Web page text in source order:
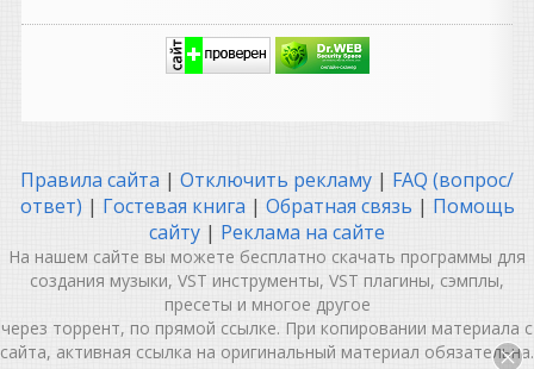
В нем есть доля
ностальгии, но как
описание реальности он
сильно идеализирован.
Разберем по частям.
«Как же было спокойно до
появления компа...»
Правила сайта | Отключить рекламу | FAQ (вопрос/
ответ) | Гостевая книга | Обратная связь | Помощь
сайту | Реклама на сайте
На нашем сайте вы можете бесплатно скачать программы для
создания музыки, VST инструменты, VST плагины, сэмплы,
пресеты и многое другое
через торрент, по прямой ссылке. При копировании материала с
сайта, активная ссылка на оригинальный материал обязательна.